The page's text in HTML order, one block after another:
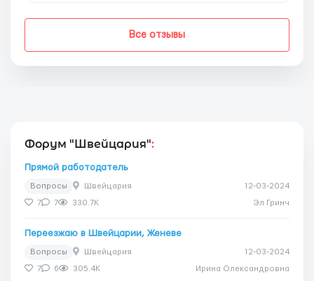
Все отзывы
Форум "Швейцария":
Прямой работодатель
Вопросы Швейцария 12-03-2024
7 7 330.7K Эл Гринч
Переезжаю в Швейцарии, Женеве
Вопросы Швейцария 12-03-2024
7 6 305.4K Ирина Олександровна